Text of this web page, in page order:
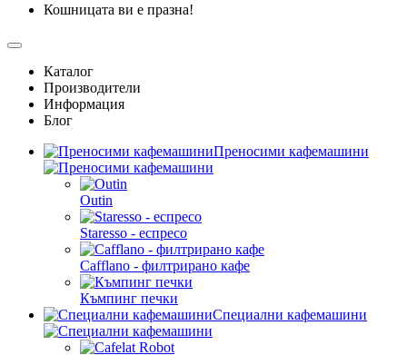
Кошницата ви е празна!
Каталог
Производители
Информация
Блог
Преносими кафемашини
Outin
Staresso - еспресо
Cafflano - филтрирано кафе
Къмпинг печки
Специални кафемашини